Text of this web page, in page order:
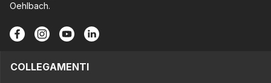
Oehlbach.
COLLEGAMENTI